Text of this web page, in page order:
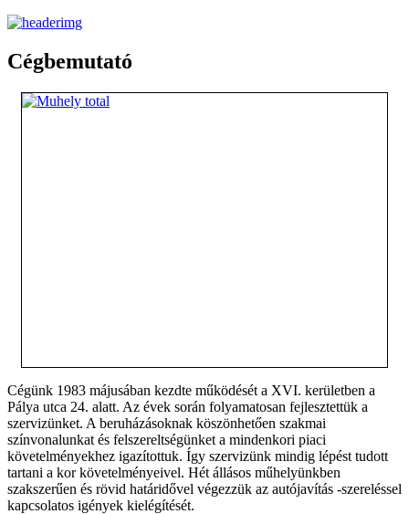
Cégbemutató
Cégünk 1983 májusában kezdte működését a XVI. kerületben a
Pálya utca 24. alatt. Az évek során folyamatosan fejlesztettük a
szervizünket. A beruházásoknak köszönhetően szakmai
színvonalunkat és felszereltségünket a mindenkori piaci
követelményekhez igazítottuk. Így szervizünk mindig lépést tudott
tartani a kor követelményeivel. Hét állásos műhelyünkben
szakszerűen és rövid határidővel végezzük az autójavítás -szereléssel
kapcsolatos igények kielégítését.